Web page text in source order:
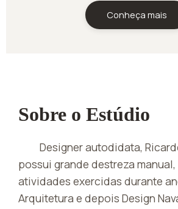
Conheça mais
Sobre o Estúdio
Designer autodidata,
possui grande destreza
atividades exercidas durante
Arquitetura e depois Design